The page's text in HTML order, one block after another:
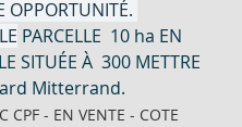
CPF - EN VENTE - COTE
OPPORTUNITÉ.
PARCELLE  10 ha EN
SITUÉE À  300 METTRE
Mitterrand.